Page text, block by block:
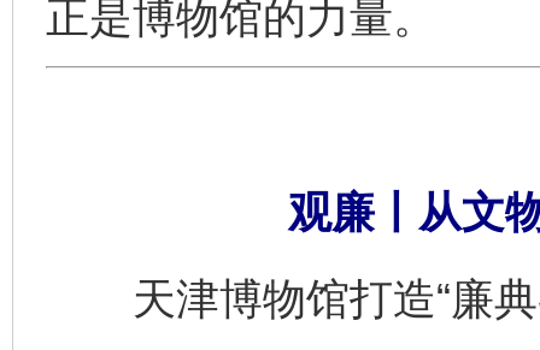
正是博物馆的力量。
观廉丨从文
天津博物馆打造“廉